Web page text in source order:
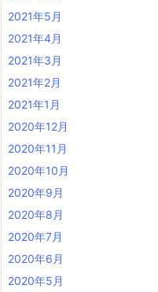
2021年5月
2021年4月
2021年3月
2021年2月
2021年1月
2020年12月
2020年11月
2020年10月
2020年9月
2020年8月
2020年7月
2020年6月
2020年5月